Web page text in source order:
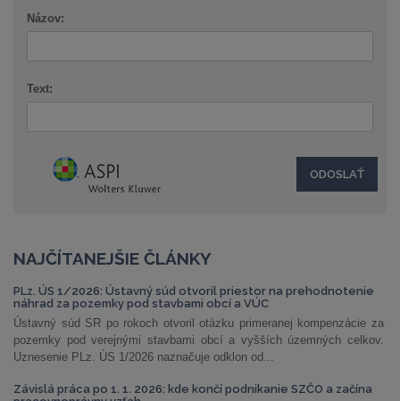
Názov:
Text:
NAJČÍTANEJŠIE ČLÁNKY
PLz. ÚS 1/2026: Ústavný súd otvoril priestor na prehodnotenie
náhrad za pozemky pod stavbami obcí a VÚC
Ústavný súd SR po rokoch otvoril otázku primeranej kompenzácie za
pozemky pod verejnými stavbami obcí a vyšších územných celkov.
Uznesenie PLz. ÚS 1/2026 naznačuje odklon od...
Závislá práca po 1. 1. 2026: kde končí podnikanie SZČO a začína